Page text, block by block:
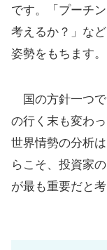
です。「プーチ
考えるか？」な
姿勢をもちます。
国の方針一つで
の行く末も変わ
世界情勢の分析
らこそ、投資家
が最も重要だと